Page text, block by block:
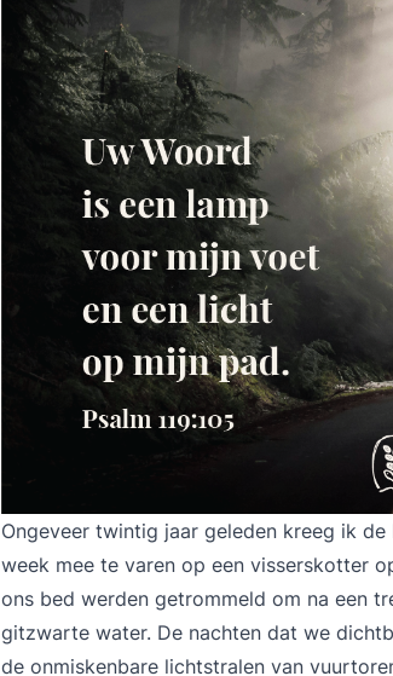
Ongeveer twintig jaar geleden kreeg ik
week mee te varen op een visserskotter
ons bed werden getrommeld om na een
gitzwarte water. De nachten dat we
de onmiskenbare lichtstralen van